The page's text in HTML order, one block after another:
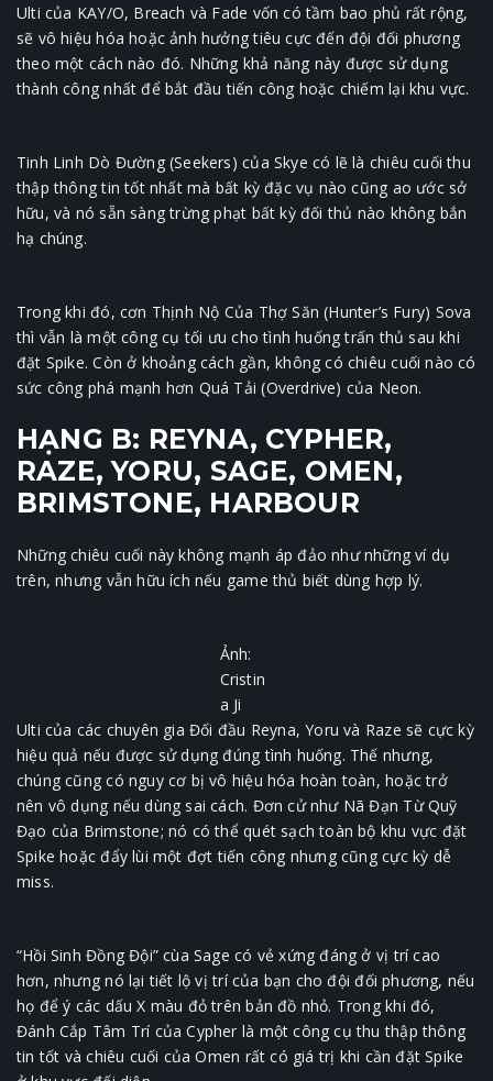
Ulti của KAY/O, Breach và Fade vốn có tầm bao phủ rất rộng,
sẽ vô hiệu hóa hoặc ảnh hưởng tiêu cực đến đội đối phương
theo một cách nào đó. Những khả năng này được sử dụng
thành công nhất để bắt đầu tiến công hoặc chiếm lại khu vực.
Tinh Linh Dò Đường (Seekers) của Skye có lẽ là chiêu cuối thu
thập thông tin tốt nhất mà bất kỳ đặc vụ nào cũng ao ước sở
hữu, và nó sẵn sàng trừng phạt bất kỳ đối thủ nào không bắn
hạ chúng.
Trong khi đó, cơn Thịnh Nộ Của Thợ Săn (Hunter’s Fury) Sova
thì vẫn là một công cụ tối ưu cho tình huống trấn thủ sau khi
đặt Spike. Còn ở khoảng cách gần, không có chiêu cuối nào có
sức công phá mạnh hơn Quá Tải (Overdrive) của Neon.
HẠNG B: REYNA, CYPHER,
RAZE, YORU, SAGE, OMEN,
BRIMSTONE, HARBOUR
Những chiêu cuối này không mạnh áp đảo như những ví dụ
trên, nhưng vẫn hữu ích nếu game thủ biết dùng hợp lý.
Ảnh:
Cristin
a Ji
Ulti của các chuyên gia Đối đầu Reyna, Yoru và Raze sẽ cực kỳ
hiệu quả nếu được sử dụng đúng tình huống. Thế nhưng,
chúng cũng có nguy cơ bị vô hiệu hóa hoàn toàn, hoặc trở
nên vô dụng nếu dùng sai cách. Đơn cử như Nã Đạn Từ Quỹ
Đạo của Brimstone; nó có thể quét sạch toàn bộ khu vực đặt
Spike hoặc đẩy lùi một đợt tiến công nhưng cũng cực kỳ dễ
miss.
“Hồi Sinh Đồng Đội” cùa Sage có vẻ xứng đáng ở vị trí cao
hơn, nhưng nó lại tiết lộ vị trí của bạn cho đội đối phương, nếu
họ để ý các dấu X màu đỏ trên bản đồ nhỏ. Trong khi đó,
Đánh Cắp Tâm Trí của Cypher là một công cụ thu thập thông
tin tốt và chiêu cuối của Omen rất có giá trị khi cần đặt Spike